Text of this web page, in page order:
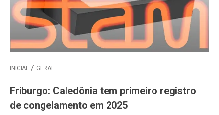
INICIAL GERAL
Friburgo: Caledônia tem primeiro registro
de congelamento em 2025